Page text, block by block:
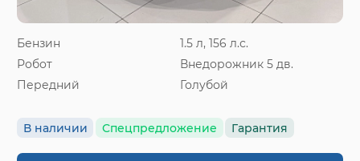
Бензин
1.5 л, 156 л.с.
Робот
Внедорожник 5 дв.
Передний
Голубой
В наличии Спецпредложение Гарантия